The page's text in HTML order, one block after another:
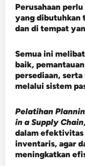
Perusahaan
yang dibutuhkan
dan di tempat
Semua ini
baik,
persediaan,
melalui sistem
Pelatihan
in a Supply Chain
dalam efektivitas
inventaris, agar
meningkatkan